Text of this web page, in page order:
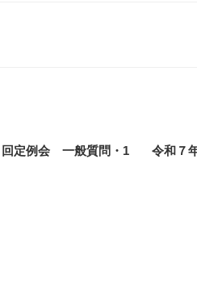
回定例会 一般質問・1 令和７